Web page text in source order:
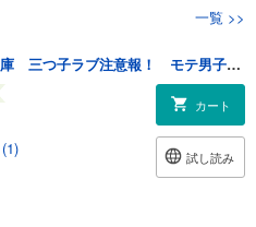
一覧 >>
小学館ジュニア文庫 三つ子ラブ注意報！ モテ男子の目黒くんたちの甘すぎる溺愛バトル！？
(1)
カート
試し読み